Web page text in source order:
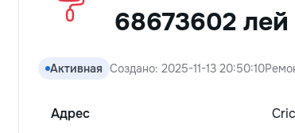
68673602 лей
Активная Создано: 2025-11-13 20:50:10
Адрес